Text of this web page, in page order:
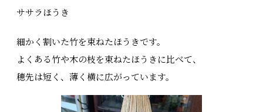
ササラほうき
細かく割いた竹を束ねたほうきです。
よくある竹や木の枝を束ねたほうきに比べて、
穂先は短く、薄く横に広がっています。